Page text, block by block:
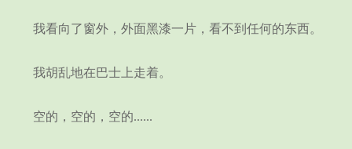
我看向了窗外，外面黑漆一片，看不到任何的东西。
我胡乱地在巴士上走着。
空的，空的，空的......